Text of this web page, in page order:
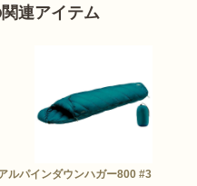
連アイテム
ルパインダウンハガー800 #3